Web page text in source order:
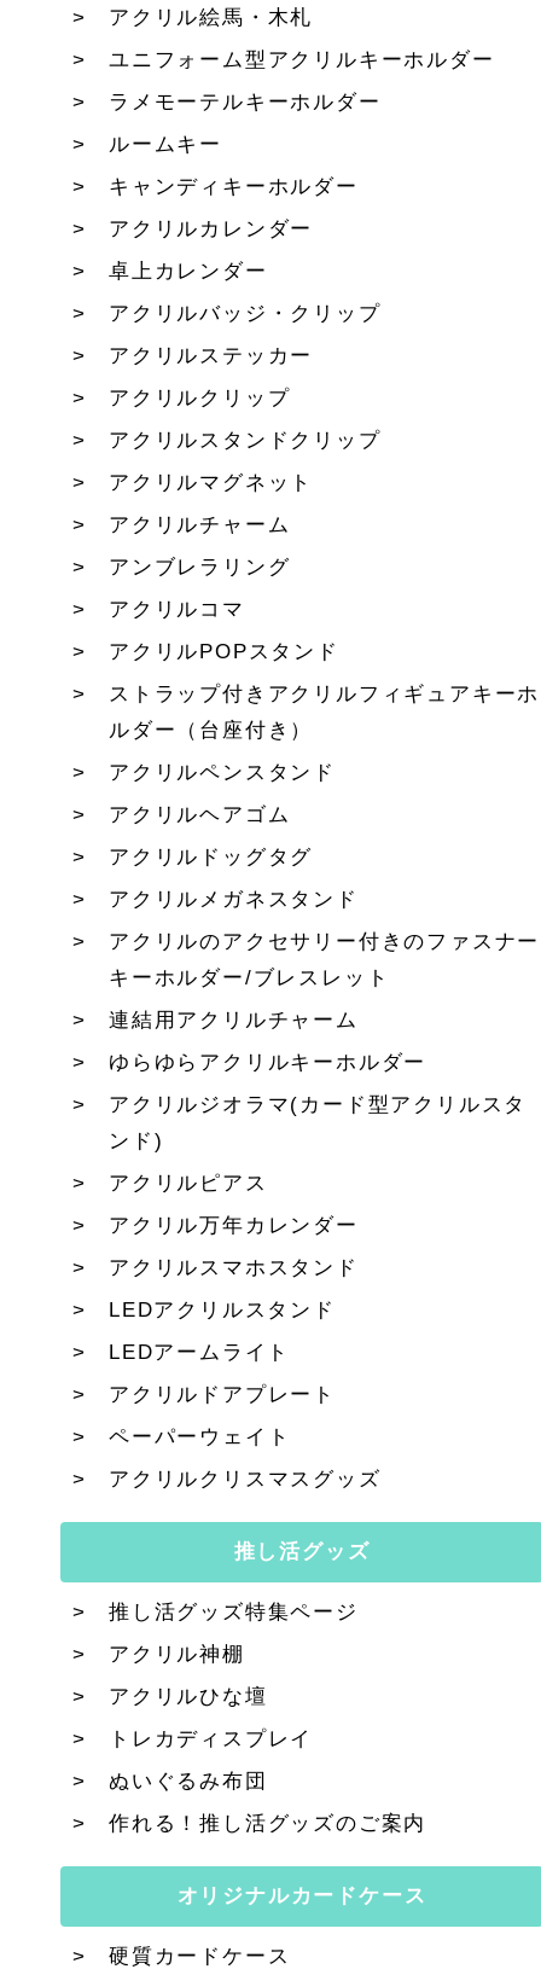
アクリル絵馬・木札
ユニフォーム型アクリルキーホルダー
ラメモーテルキーホルダー
ルームキー
キャンディキーホルダー
アクリルカレンダー
卓上カレンダー
アクリルバッジ・クリップ
アクリルステッカー
アクリルクリップ
アクリルスタンドクリップ
アクリルマグネット
アクリルチャーム
アンブレラリング
アクリルコマ
アクリルPOPスタンド
ストラップ付きアクリルフィギュアキーホ
ルダー（台座付き）
アクリルペンスタンド
アクリルヘアゴム
アクリルドッグタグ
アクリルメガネスタンド
アクリルのアクセサリー付きのファスナー
キーホルダー/ブレスレット
連結用アクリルチャーム
ゆらゆらアクリルキーホルダー
アクリルジオラマ(カード型アクリルスタ
ンド)
アクリルピアス
アクリル万年カレンダー
アクリルスマホスタンド
LEDアクリルスタンド
LEDアームライト
アクリルドアプレート
ペーパーウェイト
アクリルクリスマスグッズ
推し活グッズ
推し活グッズ特集ページ
アクリル神棚
アクリルひな壇
トレカディスプレイ
ぬいぐるみ布団
作れる！推し活グッズのご案内
オリジナルカードケース
硬質カードケース